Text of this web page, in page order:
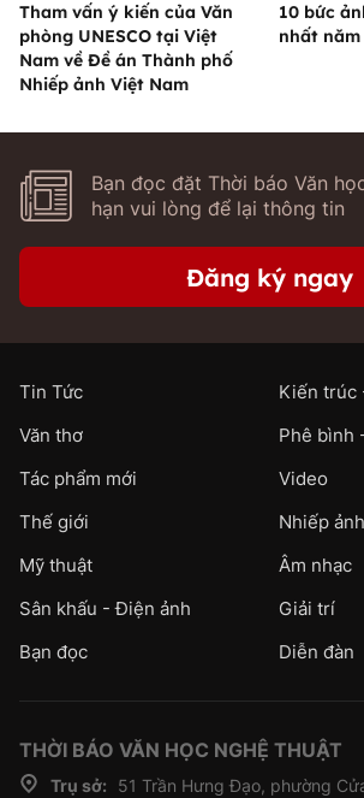
Tham vấn ý kiến của Văn
phòng UNESCO tại Việt
Nam về Đề án Thành phố
Nhiếp ảnh Việt Nam
10 bức
nhất năm
Bạn đọc đặt Thời báo Văn
hạn vui lòng để lại thông tin
Đăng ký ngay
Tin Tức
Kiến trúc
Văn thơ
Phê bình
Tác phẩm mới
Video
Thế giới
Nhiếp ảnh
Mỹ thuật
Âm nhạc
Sân khấu - Điện ảnh
Giải trí
Bạn đọc
Diễn đàn
THỜI BÁO VĂN HỌC NGHỆ THUẬT
Trụ sở:
51 Trần Hưng Đạo, phường